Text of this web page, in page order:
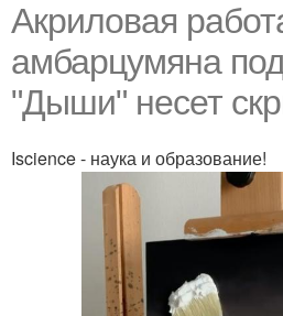
Акриловая
амбарцумяна
"Дыши" несет
Iscience - наука и образование!